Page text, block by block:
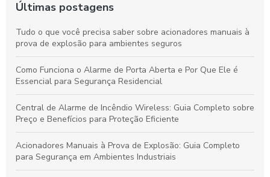
Últimas postagens
Tudo o que você precisa saber sobre acionadores manuais à
prova de explosão para ambientes seguros
Como Funciona o Alarme de Porta Aberta e Por Que Ele é
Essencial para Segurança Residencial
Central de Alarme de Incêndio Wireless: Guia Completo sobre
Preço e Benefícios para Proteção Eficiente
Acionadores Manuais à Prova de Explosão: Guia Completo
para Segurança em Ambientes Industriais